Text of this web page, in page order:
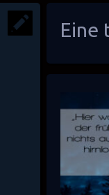
Sarah L. R.
SciFi-Autorin
Eine